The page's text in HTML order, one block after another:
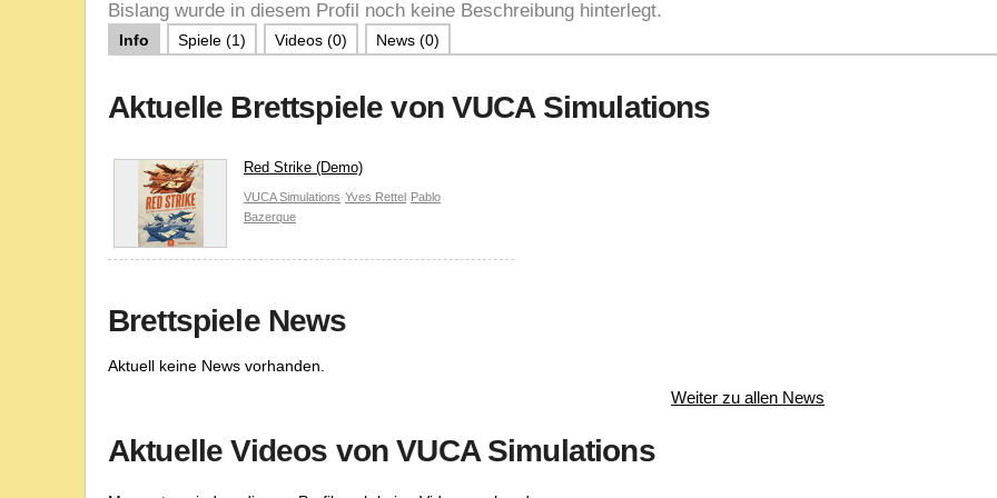
Bislang wurde in diesem Profil noch keine Beschreibung hinterlegt.
Info Spiele (1) Videos (0) News (0)
Aktuelle Brettspiele von VUCA Simulations
Red Strike (Demo)
VUCA Simulations Yves Rettel Pablo
Bazerque
Brettspiele News
Aktuell keine News vorhanden.
Weiter zu allen News
Aktuelle Videos von VUCA Simulations